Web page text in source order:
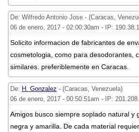
De: Wilfredo Antonio Jose - (Caracas,
06 de enero, 2017 - 02:00:30am - IP:
Solicito informacion de fabricantes de
cosmetologia, como para desodorantes,
similares. preferiblemente en Caracas.
De: H. Gonzalez - (Caracas, Venezuela)
06 de enero, 2017 - 00:50:51am - IP:
Amigos busco siempre soplado natural y
negra y amarilla. De cada material